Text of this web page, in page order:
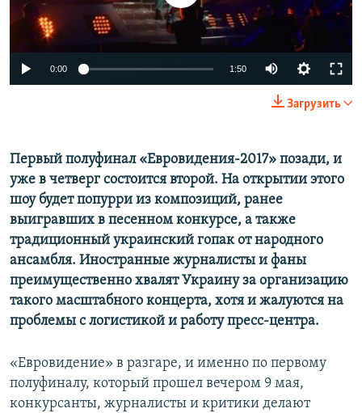
ПОБЕДИТЕЛЕЙ НЕ СУДЯТ?
КРЫМ.НЕПОКОРЕННЫЙ
ELIFBE
ПРИСОЕДИНЯЙТЕСЬ!
0:00 1:50
Загрузить
Первый полуфинал «Евровидения-2017» позади, и
уже в четверг состоится второй. На открытии этого
шоу будет попурри из композиций, ранее
выигравших в песенном конкурсе, а также
традиционный украинский гопак от народного
ансамбля. Иностранные журналисты и фаны
преимущественно хвалят Украину за организацию
такого масштабного концерта, хотя и жалуются на
проблемы с логистикой и работу пресс-центра.
«Евровидение» в разгаре, и именно по первому
полуфиналу, который прошел вечером 9 мая,
конкурсанты, журналисты и критики делают